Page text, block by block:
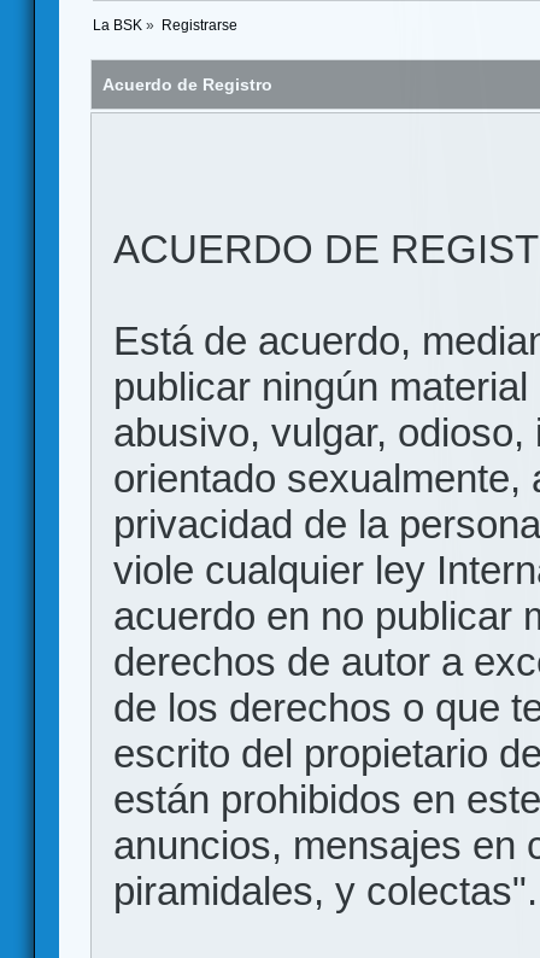
La BSK » Registrarse
Acuerdo de Registro
ACUERDO DE
Está de acuerdo,
publicar ningún
abusivo, vulgar,
orientado sexualmente,
privacidad de la
viole cualquier ley
acuerdo en no publicar
derechos de autor a
de los derechos o que
escrito del propietario
están prohibidos en
anuncios, mensajes en
piramidales, y colectas".